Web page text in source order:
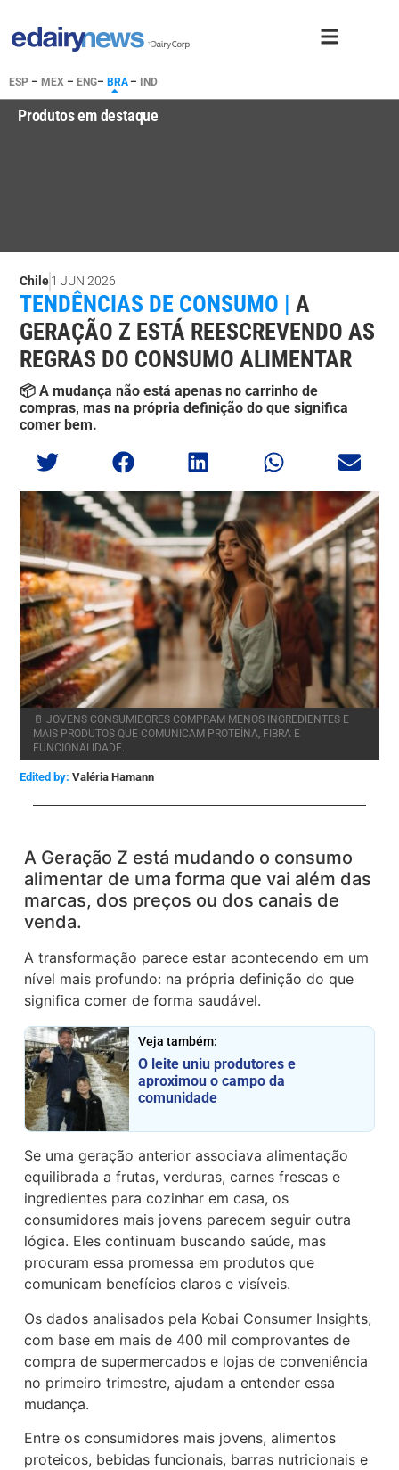
ESP – MEX – ENG– BRA– IND
Produtos em destaque
Chile1 JUN 2026
TENDÊNCIAS DE CONSUMO | A
GERAÇÃO Z ESTÁ REESCREVENDO AS
REGRAS DO CONSUMO ALIMENTAR
📦 A mudança não está apenas no carrinho de
compras, mas na própria definição do que significa
comer bem.
🥛 JOVENS CONSUMIDORES COMPRAM MENOS INGREDIENTES E
MAIS PRODUTOS QUE COMUNICAM PROTEÍNA, FIBRA E
FUNCIONALIDADE.
Edited by: Valéria Hamann
A Geração Z está mudando o consumo
alimentar de uma forma que vai além das
marcas, dos preços ou dos canais de
venda.
A transformação parece estar acontecendo em um
nível mais profundo: na própria definição do que
significa comer de forma saudável.
Veja também:
O leite uniu produtores e
aproximou o campo da
comunidade
Se uma geração anterior associava alimentação
equilibrada a frutas, verduras, carnes frescas e
ingredientes para cozinhar em casa, os
consumidores mais jovens parecem seguir outra
lógica. Eles continuam buscando saúde, mas
procuram essa promessa em produtos que
comunicam benefícios claros e visíveis.
Os dados analisados pela Kobai Consumer Insights,
com base em mais de 400 mil comprovantes de
compra de supermercados e lojas de conveniência
no primeiro trimestre, ajudam a entender essa
mudança.
Entre os consumidores mais jovens, alimentos
proteicos, bebidas funcionais, barras nutricionais e